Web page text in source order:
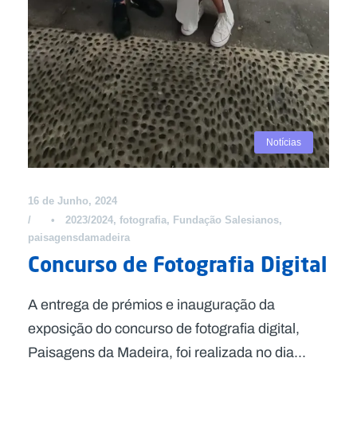
Notícias
16 de Junho, 2024
•
2023/2024, fotografia, Fundação Salesianos,
paisagensdamadeira
Concurso de Fotografia Digital
A entrega de prémios e inauguração da
exposição do concurso de fotografia digital,
Paisagens da Madeira, foi realizada no dia...